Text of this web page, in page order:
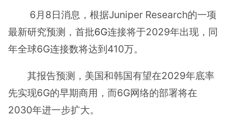
6月8日消息，根据Juniper Research的一项
最新研究预测，首批6G连接将于2029年出现，同
年全球6G连接数将达到410万。
其报告预测，美国和韩国有望在2029年底率
先实现6G的早期商用，而6G网络的部署将在
2030年进一步扩大。